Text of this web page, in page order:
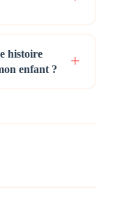
histoire
enfant ?